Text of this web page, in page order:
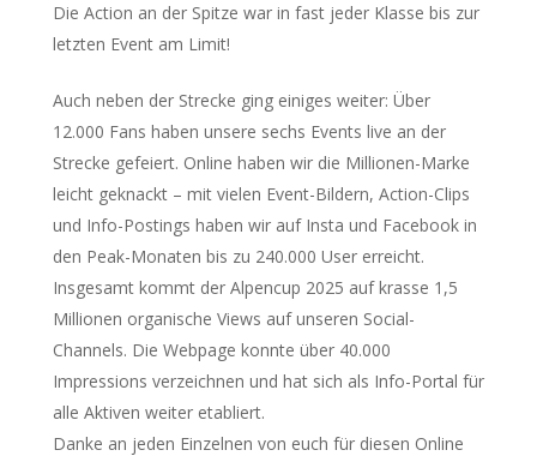
Die Action an der Spitze war in fast jeder Klasse bis zur
letzten Event am Limit!
Auch neben der Strecke ging einiges weiter: Über
12.000 Fans haben unsere sechs Events live an der
Strecke gefeiert. Online haben wir die Millionen-Marke
leicht geknackt – mit vielen Event-Bildern, Action-Clips
und Info-Postings haben wir auf Insta und Facebook in
den Peak-Monaten bis zu 240.000 User erreicht.
Insgesamt kommt der Alpencup 2025 auf krasse 1,5
Millionen organische Views auf unseren Social-
Channels. Die Webpage konnte über 40.000
Impressions verzeichnen und hat sich als Info-Portal für
alle Aktiven weiter etabliert.
Danke an jeden Einzelnen von euch für diesen Online